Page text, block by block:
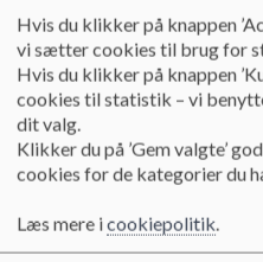
Halloween udsmykning af
oktober
Luciaoptog for de ældre
december
Det traditionelle julebingo
juleafslutningen
Fastelavnsfest fredag
Hvis du klikker på knappen
vi sætter cookies til brug for
Hvis du klikker på knappen
cookies til statistik – vi
dit valg.
Klikker du på ’Gem valgte’
cookies for de kategorier du
Læs mere icookiepolitik.